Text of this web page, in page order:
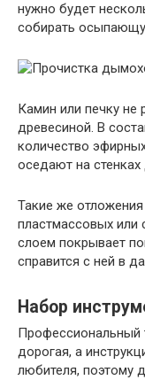
нужно будет
собирать
Камин или печку не
древесиной. В
количество
оседают на
Такие же
пластмассовых или
слоем покрывает
справится с ней в
Набор
Профессиональный
дорогая, а
любителя, поэтому